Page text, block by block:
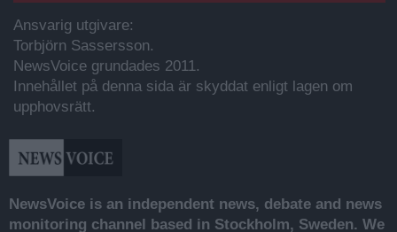
Ansvarig utgivare:
Torbjörn Sassersson.
NewsVoice grundades 2011.
Innehållet på denna sida är skyddat enligt lagen om
upphovsrätt.
NewsVoice is an independent news, debate and news
monitoring channel based in Stockholm, Sweden. We